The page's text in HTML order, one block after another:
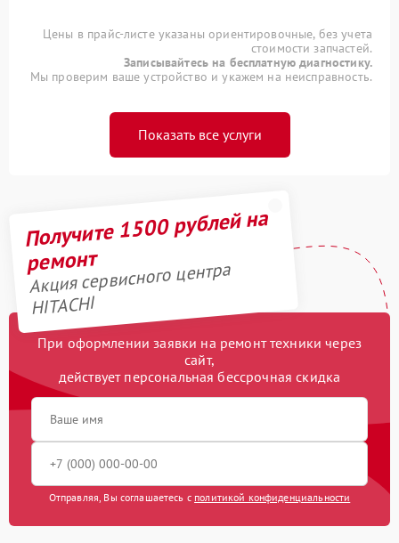
Цены в прайс-листе указаны ориентировочные, без учета
стоимости запчастей.
Записывайтесь на бесплатную диагностику.
Мы проверим ваше устройство и укажем на неисправность.
Показать все услуги
Получите 1500 рублей на
ремонт
Акция сервисного центра
HITACHI
При оформлении заявки на ремонт техники через
сайт,
действует персональная бессрочная скидка
Отправляя, Вы соглашаетесь с политикой конфиденциальности